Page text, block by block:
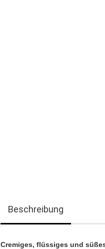
Beschreibung
Cremiges, flüssiges und